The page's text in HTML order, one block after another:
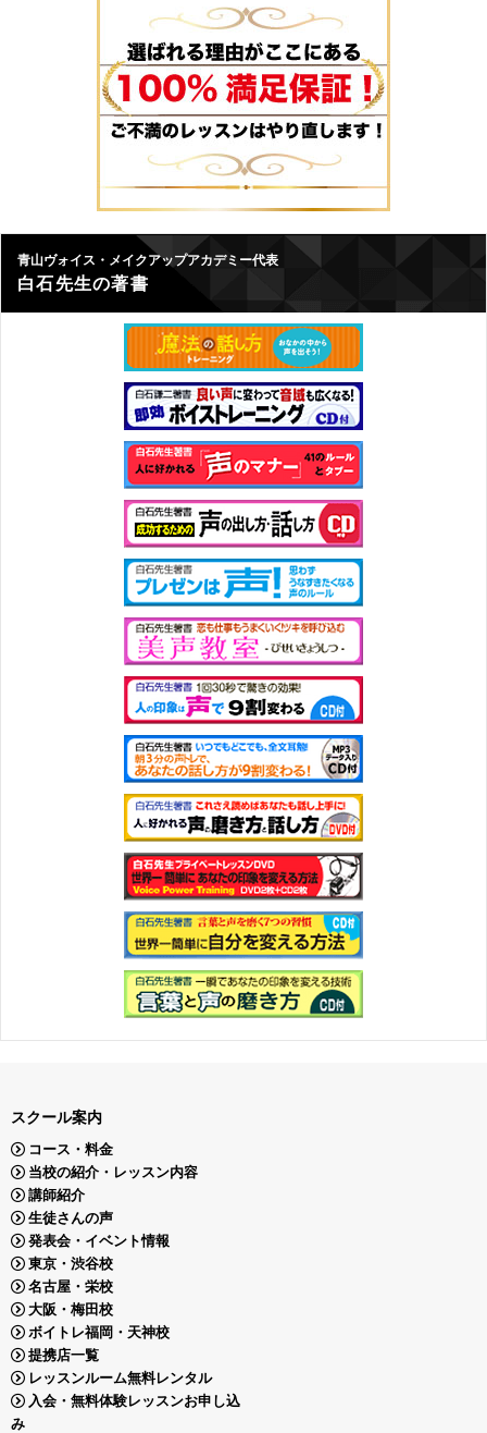
青山ヴォイス・メイクアップアカデミー代表
白石先生の著書
スクール案内
コース・料金
当校の紹介・レッスン内容
講師紹介
生徒さんの声
発表会・イベント情報
東京・渋谷校
名古屋・栄校
大阪・梅田校
ボイトレ福岡・天神校
提携店一覧
レッスンルーム無料レンタル
入会・無料体験レッスンお申し込
み